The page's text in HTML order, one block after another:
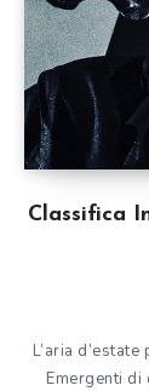
Classifica
L’aria
Emergenti